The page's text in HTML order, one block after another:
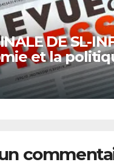
DE SL-
et la